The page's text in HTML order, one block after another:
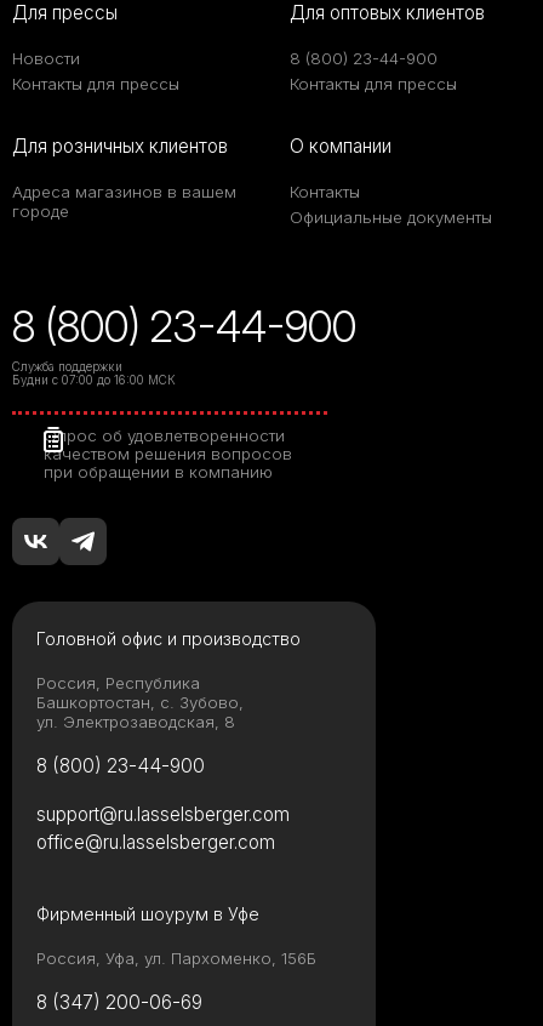
Для прессы
Новости
Контакты для прессы
Для оптовых клиентов
8 (800) 23-44-900
Контакты для прессы
Для розничных клиентов
Адреса магазинов в вашем
городе
О компании
Контакты
Официальные документы
8 (800) 23-44-900
Служба поддержки
Будни с 07:00 до 16:00 МСК
Опрос об удовлетворенности
качеством решения вопросов
при обращении в компанию
Головной офис и производство
Россия, Республика
Башкортостан, с. Зубово,
ул. Электрозаводская, 8
8 (800) 23-44-900
Фирменный шоурум в Уфе
Россия, Уфа, ул. Пархоменко, 156Б
8 (347) 200-06-69
support@ru.lasselsberger.com
office@ru.lasselsberger.com